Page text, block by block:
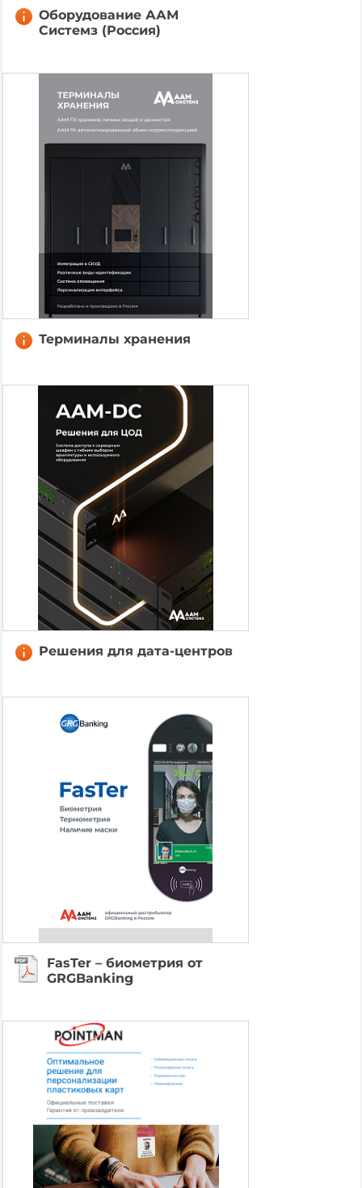
Оборудование ААМ
Системз (Россия)
Терминалы хранения
Решения для дата-центров
FasTer – биометрия от
GRGBanking